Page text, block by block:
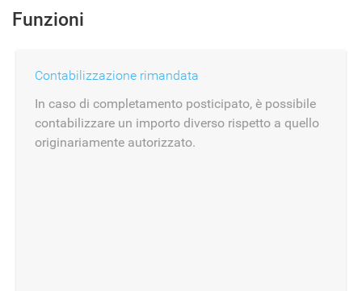
Funzioni
Contabilizzazione rimandata
In caso di completamento posticipato, è possibile
contabilizzare un importo diverso rispetto a quello
originariamente autorizzato.